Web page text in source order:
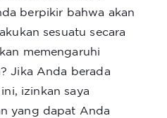
berpikir bahwa akan
sesuatu secara
memengaruhi
Jika Anda berada
izinkan saya
yang dapat Anda